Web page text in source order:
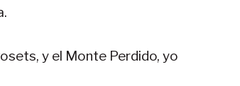
y el Monte Perdido, yo